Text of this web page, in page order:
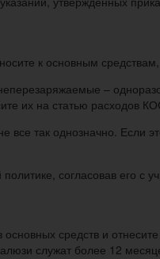
к основным
–
их на статью расходов
все так однозначно. Если
согласовав его
средств и
служат более 12